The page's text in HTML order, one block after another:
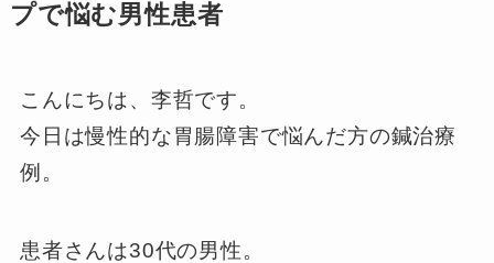
プで悩む男性患者
こんにちは、李哲です。
今日は慢性的な胃腸障害で悩んだ方の鍼治療
例。
患者さんは30代の男性。